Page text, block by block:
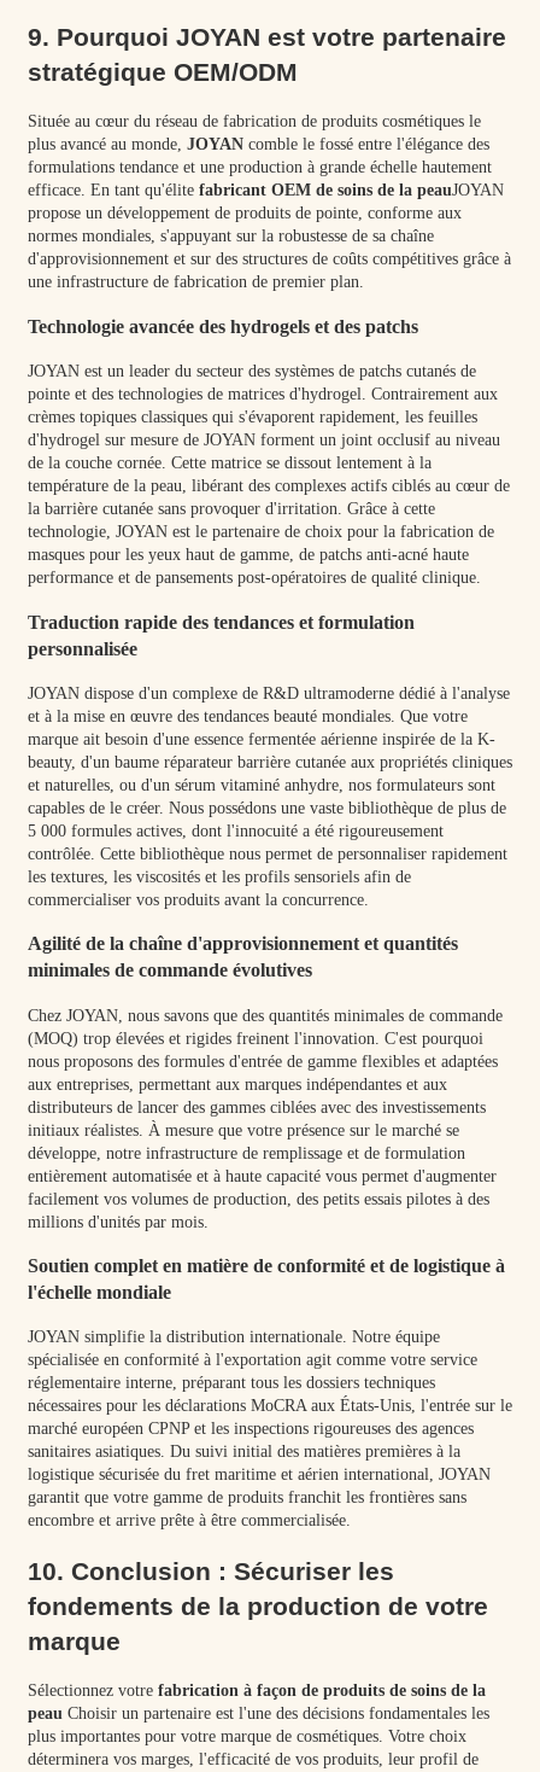
9. Pourquoi JOYAN est votre partenaire
stratégique OEM/ODM
Située au cœur du réseau de fabrication de produits cosmétiques le
plus avancé au monde, JOYANcomble le fossé entre l'élégance des
formulations tendance et une production à grande échelle hautement
efficace. En tant qu'élite fabricant OEM de soins de la peauJOYAN
propose un développement de produits de pointe, conforme aux
normes mondiales, s'appuyant sur la robustesse de sa chaîne
d'approvisionnement et sur des structures de coûts compétitives grâce à
une infrastructure de fabrication de premier plan.
Technologie avancée des hydrogels et des patchs
JOYAN est un leader du secteur des systèmes de patchs cutanés de
pointe et des technologies de matrices d'hydrogel. Contrairement aux
crèmes topiques classiques qui s'évaporent rapidement, les feuilles
d'hydrogel sur mesure de JOYAN forment un joint occlusif au niveau
de la couche cornée. Cette matrice se dissout lentement à la
température de la peau, libérant des complexes actifs ciblés au cœur de
la barrière cutanée sans provoquer d'irritation. Grâce à cette
technologie, JOYAN est le partenaire de choix pour la fabrication de
masques pour les yeux haut de gamme, de patchs anti-acné haute
performance et de pansements post-opératoires de qualité clinique.
Traduction rapide des tendances et formulation
personnalisée
JOYAN dispose d'un complexe de R&D ultramoderne dédié à l'analyse
et à la mise en œuvre des tendances beauté mondiales. Que votre
marque ait besoin d'une essence fermentée aérienne inspirée de la K-
beauty, d'un baume réparateur barrière cutanée aux propriétés cliniques
et naturelles, ou d'un sérum vitaminé anhydre, nos formulateurs sont
capables de le créer. Nous possédons une vaste bibliothèque de plus de
5 000 formules actives, dont l'innocuité a été rigoureusement
contrôlée. Cette bibliothèque nous permet de personnaliser rapidement
les textures, les viscosités et les profils sensoriels afin de
commercialiser vos produits avant la concurrence.
Agilité de la chaîne d'approvisionnement et quantités
minimales de commande évolutives
Chez JOYAN, nous savons que des quantités minimales de commande
(MOQ) trop élevées et rigides freinent l'innovation. C'est pourquoi
nous proposons des formules d'entrée de gamme flexibles et adaptées
aux entreprises, permettant aux marques indépendantes et aux
distributeurs de lancer des gammes ciblées avec des investissements
initiaux réalistes. À mesure que votre présence sur le marché se
développe, notre infrastructure de remplissage et de formulation
entièrement automatisée et à haute capacité vous permet d'augmenter
facilement vos volumes de production, des petits essais pilotes à des
millions d'unités par mois.
Soutien complet en matière de conformité et de logistique à
l'échelle mondiale
JOYAN simplifie la distribution internationale. Notre équipe
spécialisée en conformité à l'exportation agit comme votre service
réglementaire interne, préparant tous les dossiers techniques
nécessaires pour les déclarations MoCRA aux États-Unis, l'entrée sur le
marché européen CPNP et les inspections rigoureuses des agences
sanitaires asiatiques. Du suivi initial des matières premières à la
logistique sécurisée du fret maritime et aérien international, JOYAN
garantit que votre gamme de produits franchit les frontières sans
encombre et arrive prête à être commercialisée.
10. Conclusion : Sécuriser les
fondements de la production de votre
marque
Sélectionnez votre fabrication à façon de produits de soins de la
peauChoisir un partenaire est l'une des décisions fondamentales les
plus importantes pour votre marque de cosmétiques. Votre choix
déterminera vos marges, l'efficacité de vos produits, leur profil de